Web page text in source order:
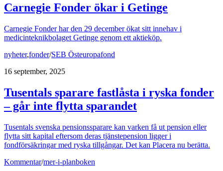
Carnegie Fonder ökar i Getinge
Carnegie Fonder har den 29 december ökat sitt innehav i
medicinteknikbolaget Getinge genom ett aktieköp.
nyheter,fonder/SEB Östeuropafond
16 september, 2025
Tusentals sparare fastlåsta i ryska fonder
– går inte flytta sparandet
Tusentals svenska pensionssparare kan varken få ut pension eller
flytta sitt kapital eftersom deras tjänstepension ligger i
fondförsäkringar med ryska tillgångar. Det kan Placera nu berätta.
Kommentar/mer-i-planboken